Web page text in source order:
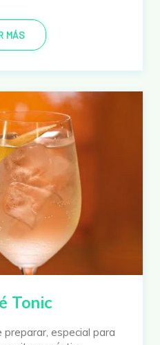
MÁS
Tonic
preparar, especial para